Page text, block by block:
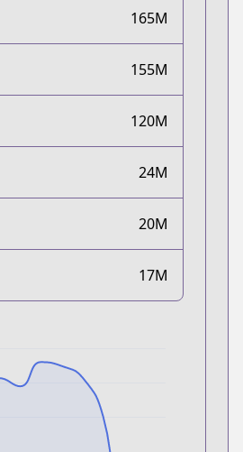
165M
155M
120M
24M
20M
17M